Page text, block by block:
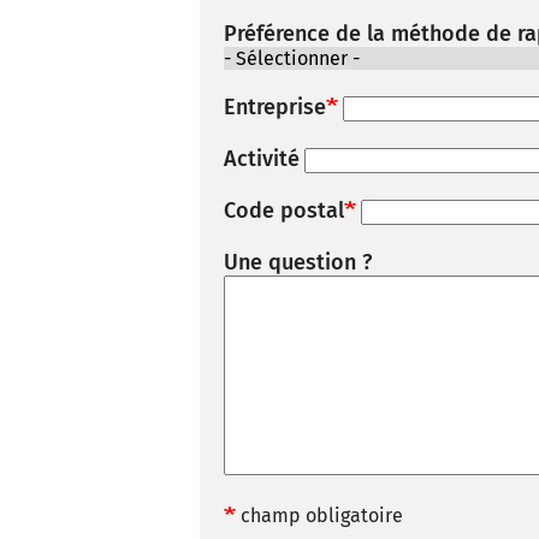
Préférence de la méthode de
Entreprise
Activité
Code postal
Une question ?
champ obligatoire